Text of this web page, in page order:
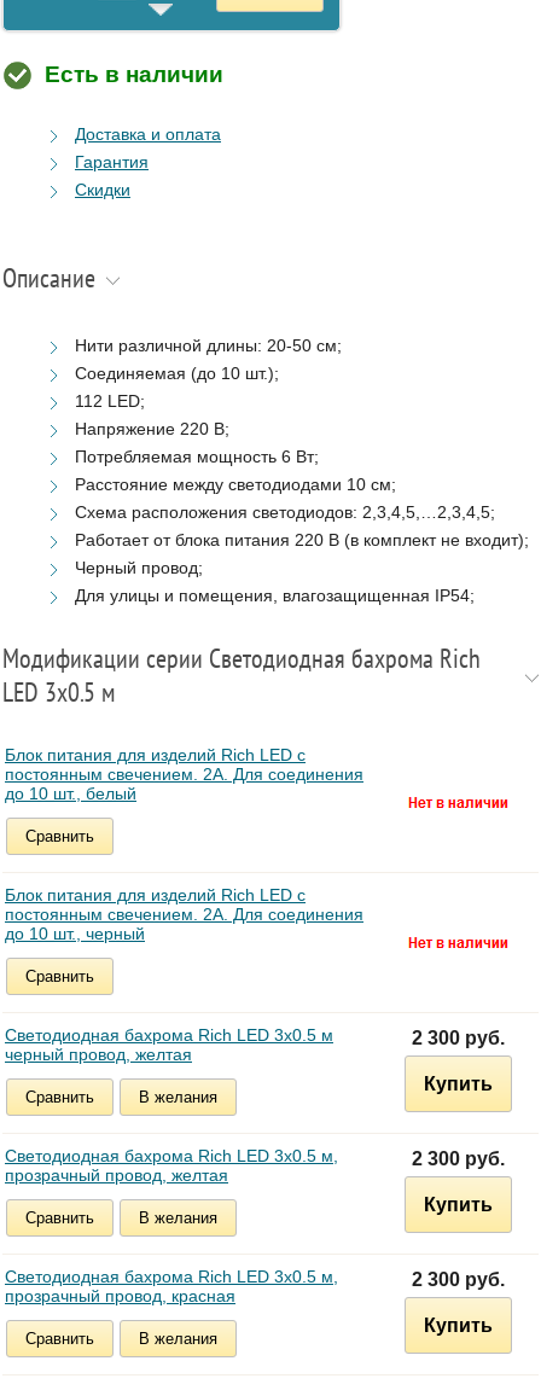
Есть в наличии
Доставка и оплата
Гарантия
Скидки
Описание
Нити различной длины: 20-50 см;
Соединяемая (до 10 шт.);
112 LED;
Напряжение 220 В;
Потребляемая мощность 6 Вт;
Расстояние между светодиодами 10 см;
Схема расположения светодиодов: 2,3,4,5,…2,3,4,5;
Работает от блока питания 220 В (в комплект не входит);
Черный провод;
Для улицы и помещения, влагозащищенная IP54;
Модификации серии Светодиодная бахрома Rich
LED 3х0.5 м
Блок питания для изделий Rich LED с
постоянным свечением. 2А. Для соединения
до 10 шт., белый
Сравнить
Блок питания для изделий Rich LED с
постоянным свечением. 2А. Для соединения
до 10 шт., черный
Сравнить
Светодиодная бахрома Rich LED 3х0.5 м
черный провод, желтая
Сравнить В желания
2 300 руб.
Купить
Светодиодная бахрома Rich LED 3х0.5 м,
прозрачный провод, желтая
Сравнить В желания
2 300 руб.
Купить
Светодиодная бахрома Rich LED 3х0.5 м,
прозрачный провод, красная
Сравнить В желания
2 300 руб.
Купить